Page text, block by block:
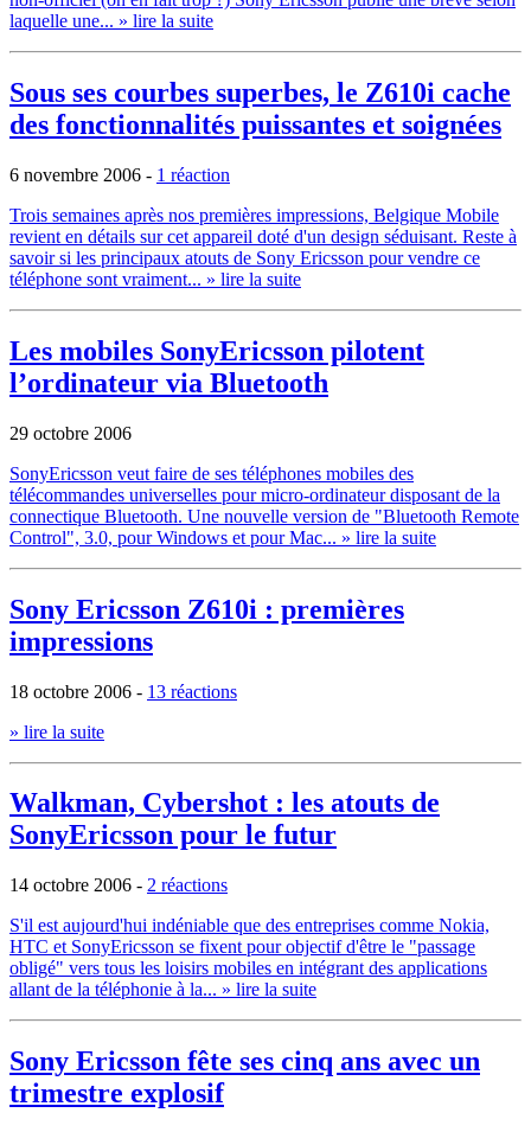
laquelle une... » lire la suite
Sous ses courbes superbes, le Z610i cache
des fonctionnalités puissantes et soignées
6 novembre 2006 - 1 réaction
Trois semaines après nos premières impressions, Belgique Mobile
revient en détails sur cet appareil doté d'un design séduisant. Reste à
savoir si les principaux atouts de Sony Ericsson pour vendre ce
téléphone sont vraiment... » lire la suite
Les mobiles SonyEricsson pilotent
l’ordinateur via Bluetooth
29 octobre 2006
SonyEricsson veut faire de ses téléphones mobiles des
télécommandes universelles pour micro-ordinateur disposant de la
connectique Bluetooth. Une nouvelle version de "Bluetooth Remote
Control", 3.0, pour Windows et pour Mac... » lire la suite
Sony Ericsson Z610i : premières
impressions
18 octobre 2006 - 13 réactions
» lire la suite
Walkman, Cybershot : les atouts de
SonyEricsson pour le futur
14 octobre 2006 - 2 réactions
S'il est aujourd'hui indéniable que des entreprises comme Nokia,
HTC et SonyEricsson se fixent pour objectif d'être le "passage
obligé" vers tous les loisirs mobiles en intégrant des applications
allant de la téléphonie à la... » lire la suite
Sony Ericsson fête ses cinq ans avec un
trimestre explosif